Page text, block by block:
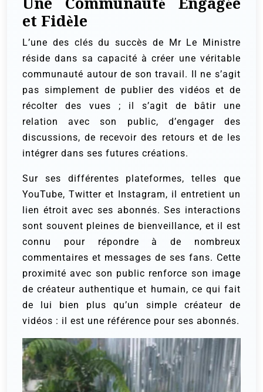
et Fidèle
L’une des clés du succès de Mr Le Ministre
réside dans sa capacité à créer une véritable
communauté autour de son travail. Il ne s’agit
pas simplement de publier des vidéos et de
récolter des vues ; il s’agit de bâtir une
relation avec son public, d’engager des
discussions, de recevoir des retours et de les
intégrer dans ses futures créations.
Sur ses différentes plateformes, telles que
YouTube, Twitter et Instagram, il entretient un
lien étroit avec ses abonnés. Ses interactions
sont souvent pleines de bienveillance, et il est
connu pour répondre à de nombreux
commentaires et messages de ses fans. Cette
proximité avec son public renforce son image
de créateur authentique et humain, ce qui fait
de lui bien plus qu’un simple créateur de
vidéos : il est une référence pour ses abonnés.